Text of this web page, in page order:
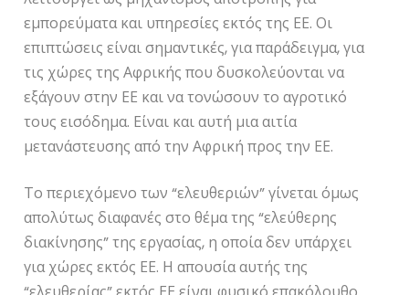
εμπορεύματα και υπηρεσίες εκτός της ΕΕ. Οι
επιπτώσεις είναι σημαντικές, για παράδειγμα, για
τις χώρες της Αφρικής που δυσκολεύονται να
εξάγουν στην ΕΕ και να τονώσουν το αγροτικό
τους εισόδημα. Είναι και αυτή μια αιτία
μετανάστευσης από την Αφρική προς την ΕΕ.
Το περιεχόμενο των “ελευθεριών” γίνεται όμως
απολύτως διαφανές στο θέμα της “ελεύθερης
διακίνησης” της εργασίας, η οποία δεν υπάρχει
για χώρες εκτός ΕΕ. Η απουσία αυτής της